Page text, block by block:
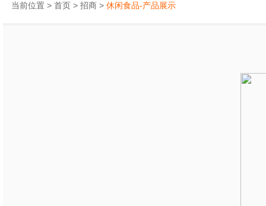
当前位置 > 首页 > 招商 > 休闲食品-产品展示